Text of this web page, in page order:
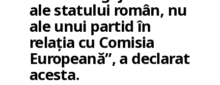
ale statului român, nu
ale unui partid în
relația cu Comisia
Europeană”, a declarat
acesta.